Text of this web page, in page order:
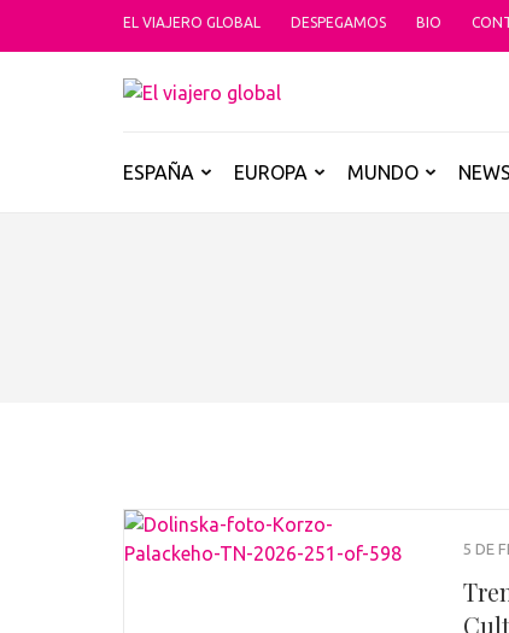
EL VIAJERO GLOBAL DESPEGAMOS BIO
ESPAÑA EUROPA MUNDO NEWS
5 DE